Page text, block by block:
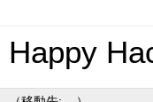
Happy